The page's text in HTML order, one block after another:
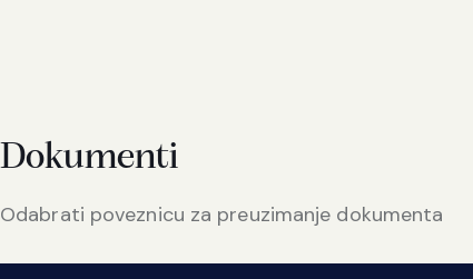
Dokumenti
Odabrati poveznicu za preuzimanje dokumenta